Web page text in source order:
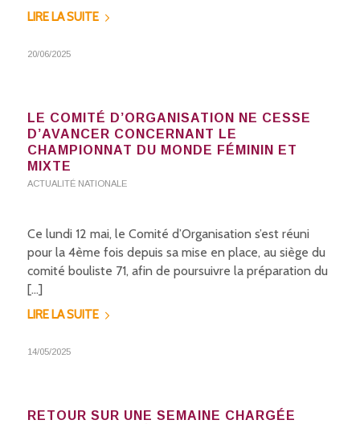
LIRE LA SUITE
20/06/2025
LE COMITÉ D’ORGANISATION NE CESSE
D’AVANCER CONCERNANT LE
CHAMPIONNAT DU MONDE FÉMININ ET
MIXTE
ACTUALITÉ NATIONALE
Ce lundi 12 mai, le Comité d’Organisation s’est réuni
pour la 4ème fois depuis sa mise en place, au siège du
comité bouliste 71, afin de poursuivre la préparation du
[…]
LIRE LA SUITE
14/05/2025
RETOUR SUR UNE SEMAINE CHARGÉE